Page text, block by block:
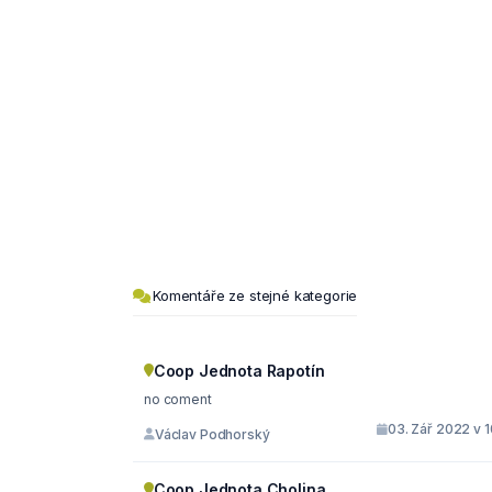
Komentáře ze stejné kategorie
Coop Jednota Rapotín
no coment
Václav Podhorský 03. Zář 2022 v